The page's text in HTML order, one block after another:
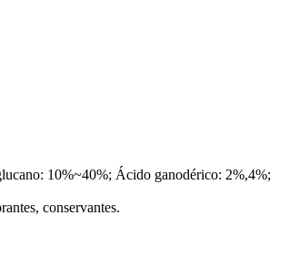
10%~40%; Ácido ganodérico: 2%,4%;
conservantes.